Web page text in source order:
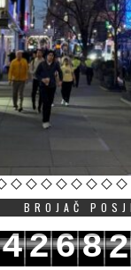
BROJAČ
42682